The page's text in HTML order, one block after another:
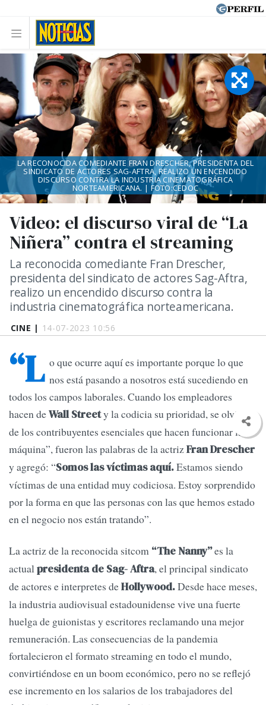
CINE | 14-07-2023 10:56
Video: el discurso viral de “La
Niñera” contra el streaming
La reconocida comediante Fran Drescher,
presidenta del sindicato de actores Sag-Aftra,
realizo un encendido discurso contra la
industria cinematográfica norteamericana.
LA RECONOCIDA COMEDIANTE FRAN DRESCHER, PRESIDENTA DEL
SINDICATO DE ACTORES SAG-AFTRA, REALIZO UN ENCENDIDO
DISCURSO CONTRA LA INDUSTRIA CINEMATOGRÁFICA
NORTEAMERICANA. | FOTO:CEDOC
“L o que ocurre aquí es importante porque lo que
nos está pasando a nosotros está sucediendo en
todos los campos laborales. Cuando los empleadores
hacen deWall Streety la codicia su prioridad, se olvidan
de los contribuyentes esenciales que hacen funcionar la
máquina”, fueron las palabras de la actrizFran Drescher
y agregó: “Somos las víctimas aquí.Estamos siendo
víctimas de una entidad muy codiciosa. Estoy sorprendido
por la forma en que las personas con las que hemos estado
en el negocio nos están tratando”.
La actriz de la reconocida sitcom “The Nanny”es la
actualpresidenta de Sag- Aftra, el principal sindicato
de actores e interpretes deHollywood.Desde hace meses,
la industria audiovisual estadounidense vive una fuerte
huelga de guionistas y escritores reclamando una mejor
remuneración. Las consecuencias de la pandemia
fortalecieron el formato streaming en todo el mundo,
convirtiéndose en un boom económico, pero no se reflejó
ese incremento en los salarios de los trabajadores del